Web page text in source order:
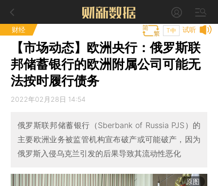
财经 试听
T中
【市场动态】欧洲央行：俄罗斯联
邦储蓄银行的欧洲附属公司可能无
法按时履行债务
2022年02月28日 14:54
俄罗斯联邦储蓄银行（Sberbank of Russia PJS）的
主要欧洲业务被监管机构宣布破产或可能破产，因为
俄罗斯入侵乌克兰引发的后果导致其流动性恶化
原图